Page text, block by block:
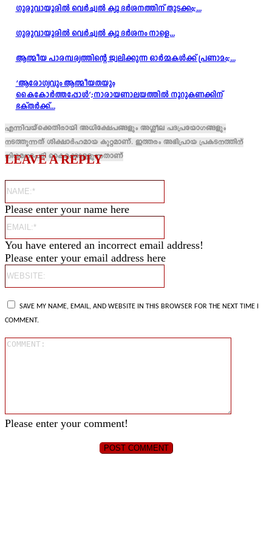
ഗുരുവായൂരിൽ വെർച്വൽ ക്യൂ ദർശനത്തിന് തുടക്കം;...
ഗുരുവായൂരിൽ വെർച്വൽ ക്യൂ ദർശനം നാളെ...
ആത്മീയ പാരമ്പര്യത്തിന്റെ ജ്വലിക്കുന്ന ഓർമ്മകൾക്ക് പ്രണാമം;...
‘ആരോഗ്യവും ആത്മീയതയും
കൈകോർത്തപ്പോൾ’;നാരായണാലയത്തിൽ നൂറുകണക്കിന്
ഭക്തർക്ക്...
എന്നിവയ്ക്കെതിരായി അധിക്ഷേപങ്ങളും അശ്ലീല പദപ്രയോഗങ്ങളും
നടത്തുന്നത് ശിക്ഷാർഹമായ കുറ്റമാണ്. ഇത്തരം അഭിപ്രായ പ്രകടനത്തിന്
നിയമനടപടി കൈക്കൊള്ളുന്നതാണ്
LEAVE A REPLY
Please enter your comment!
Please enter your name here
You have entered an incorrect email address!
Please enter your email address here
SAVE MY NAME, EMAIL, AND WEBSITE IN THIS BROWSER FOR THE NEXT TIME I
COMMENT.